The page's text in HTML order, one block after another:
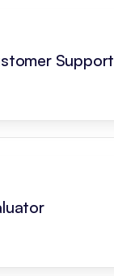
Support